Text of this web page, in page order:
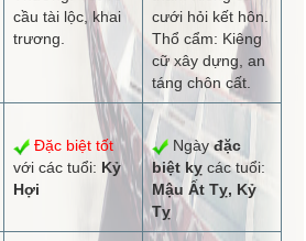
cầu tài lộc, khai
trương.
cưới hỏi kết hôn.
Thổ cẩm: Kiêng
cữ xây dựng, an
táng chôn cất.
Đặc biệt tốt
với các tuổi: Kỷ
Hợi
Ngàyđặc
biệt kỵcác tuổi:
Mậu Ất Tỵ, Kỷ
Tỵ